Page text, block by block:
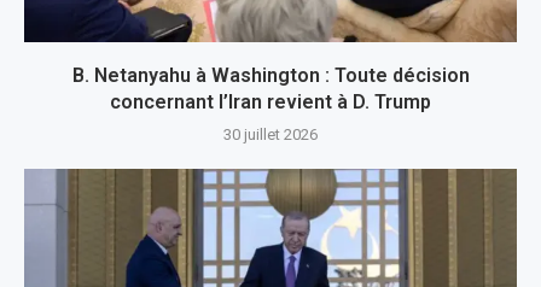
B. Netanyahu à Washington : Toute décision
concernant l’Iran revient à D. Trump
30 juillet 2026